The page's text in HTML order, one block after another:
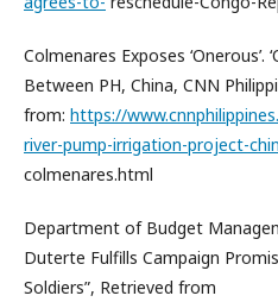
Colmenares Exposes ‘Onerous’.
Between PH, China, CNN
from: https://
river-pump-irrigation-project-
colmenares.html
Department of Budget
Duterte Fulfills Campaign
Soldiers”, Retrieved from